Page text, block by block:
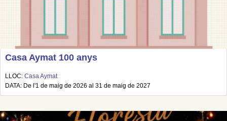
Casa Aymat 100 anys
LLOC: Casa Aymat
DATA: De l'1 de maig de 2026 al 31 de maig de 2027